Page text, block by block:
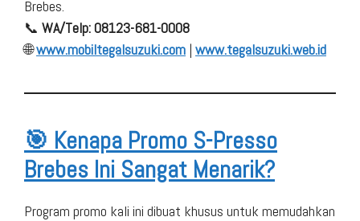
Brebes.
📞 WA/Telp: 08123-681-0008
🌐www.mobiltegalsuzuki.com | www.tegalsuzuki.web.id
🎯 Kenapa Promo S-Presso
Brebes Ini Sangat Menarik?
Program promo kali ini dibuat khusus untuk memudahkan